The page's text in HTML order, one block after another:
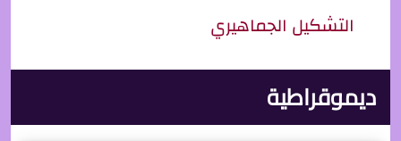
التشكيل الجماهيري
ديموقراطية